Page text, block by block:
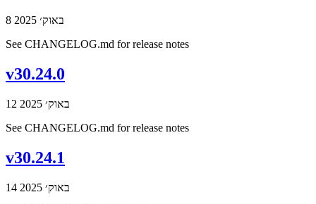
8 באוק׳ 2025
See CHANGELOG.md for release notes
v30.24.0
12 באוק׳ 2025
See CHANGELOG.md for release notes
v30.24.1
14 באוק׳ 2025